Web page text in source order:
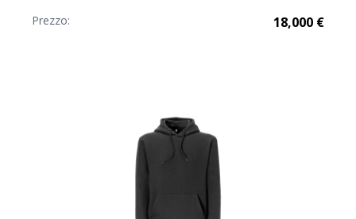
Prezzo: 18,000 €